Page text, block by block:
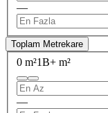
—
Toplam Metrekare
0 m²1B+ m²
—